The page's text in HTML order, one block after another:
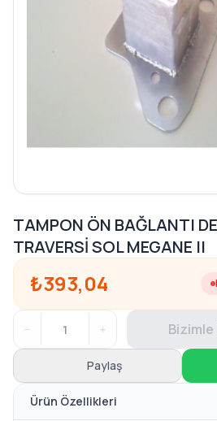
TAMPON ÖN BAĞLANTI
TRAVERSİ SOL MEGANE II
₺393,04
− +
Paylaş
Ürün Özellikleri